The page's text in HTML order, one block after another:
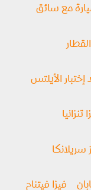
مع سائق
الأيلتس
تنزانيا
فيزا فيتنام